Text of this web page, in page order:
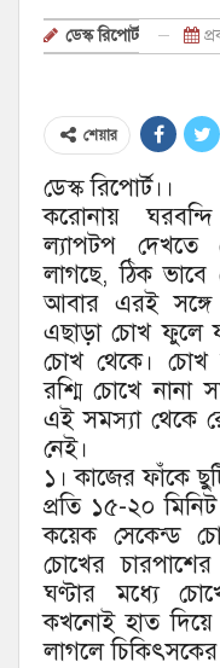
ডেস্ক রিপোর্ট
শেয়ার
ডেস্ক রিপোর্ট।।
করোনায়
ল্যাপটপ দেখতে
লাগছে, ঠিক
আবার এরই সঙ্গে
এছাড়া চোখ ফুলে
চোখ থেকে। চোখ
রশ্মি চোখে নানা
এই সমস্যা থেকে
নেই।
১। কাজের ফাঁকে
প্রতি ১৫-২০
কয়েক সেকেন্ড
চোখের
ঘণ্টার মধ্যে
কখনোই হাত
লাগলে